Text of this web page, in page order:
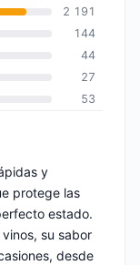
2 191
144
44
27
53
y
protege las
estado.
su sabor
desde